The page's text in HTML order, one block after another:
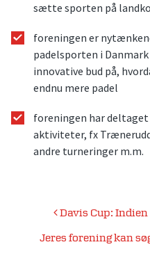
sætte sporten på
foreningen er
padelsporten i
innovative bud på,
endnu mere padel
foreningen har
aktiviteter, fx
andre turneringer m.m.
Davis Cup: Indien
Jeres forening kan